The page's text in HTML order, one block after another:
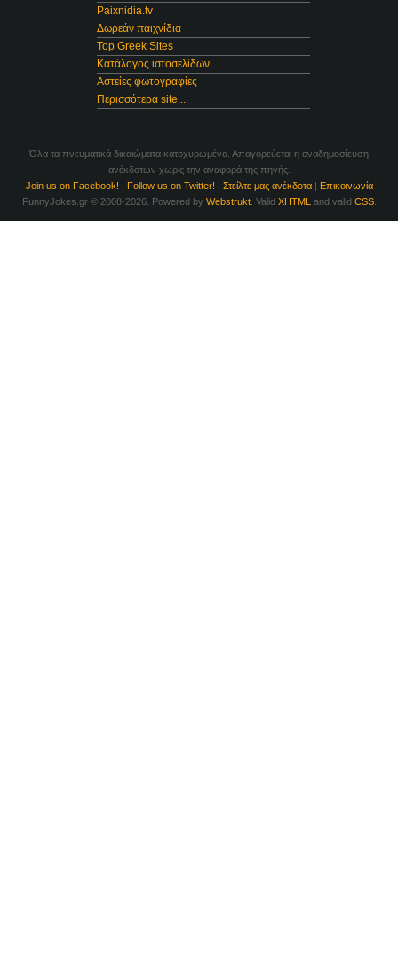
Paixnidia.tv
Δωρεάν παιχνίδια
Top Greek Sites
Κατάλογος ιστοσελίδων
Αστείες φωτογραφίες
Περισσότερα site...
Όλα τα πνευματικά δικαιώματα κατοχυρωμένα. Απαγορεύεται η αναδημοσίευση
ανέκδοτων χωρίς την αναφορά της πηγής.
Join us on Facebook! | Follow us on Twitter! | Στείλτε μας ανέκδοτα| Επικοινωνία
FunnyJokes.gr © 2008-2026. Powered by Webstrukt. Valid XHTML and valid CSS.